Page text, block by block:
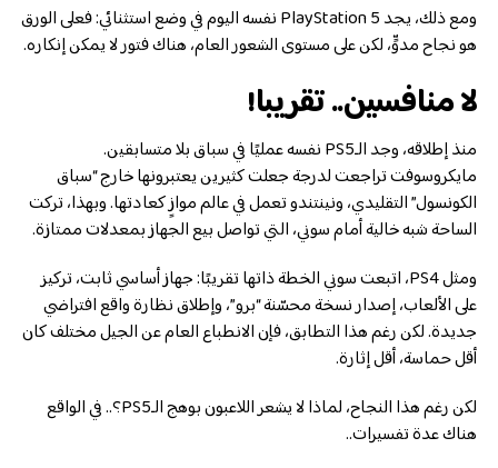
ومع ذلك، يجد PlayStation 5 نفسه اليوم في وضع استثنائي: فعلى الورق
هو نجاح مدوٍّ، لكن على مستوى الشعور العام، هناك فتور لا يمكن إنكاره.
لا منافسين.. تقريبا!
منذ إطلاقه، وجد الـPS5 نفسه عمليًا في سباق بلا متسابقين.
مايكروسوفت تراجعت لدرجة جعلت كثيرين يعتبرونها خارج “سباق
الكونسول” التقليدي، ونينتندو تعمل في عالم موازٍ كعادتها. وبهذا، تركت
الساحة شبه خالية أمام سوني، التي تواصل بيع الجهاز بمعدلات ممتازة.
ومثل PS4، اتبعت سوني الخطة ذاتها تقريبًا: جهاز أساسي ثابت، تركيز
على الألعاب، إصدار نسخة محسّنة “برو”، وإطلاق نظارة واقع افتراضي
جديدة. لكن رغم هذا التطابق، فإن الانطباع العام عن الجيل مختلف كان
أقل حماسة، أقل إثارة.
لكن رغم هذا النجاح، لماذا لا يشعر اللاعبون بوهج الـPS5؟.. في الواقع
هناك عدة تفسيرات..